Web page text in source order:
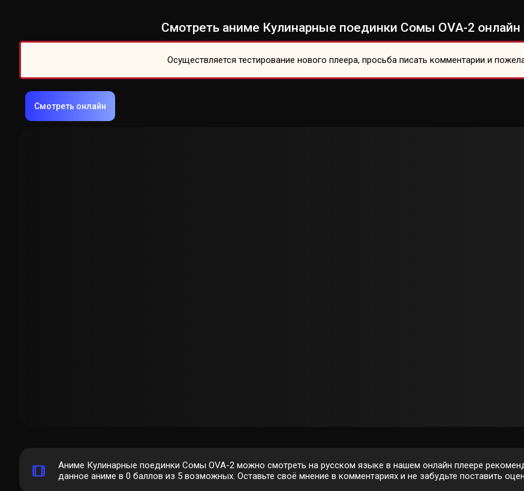
Смотреть аниме Кулинарные поединки Сомы OVA-2 онлайн
Осуществляется тестирование нового плеера, просьба писать комментарии и
Смотреть онлайн
Аниме Кулинарные поединки Сомы OVA-2 можно смотреть на русском языке в нашем онлайн плеере
данное аниме в 0 баллов из 5 возможных. Оставьте своё мнение в комментариях и не забудьте поставить